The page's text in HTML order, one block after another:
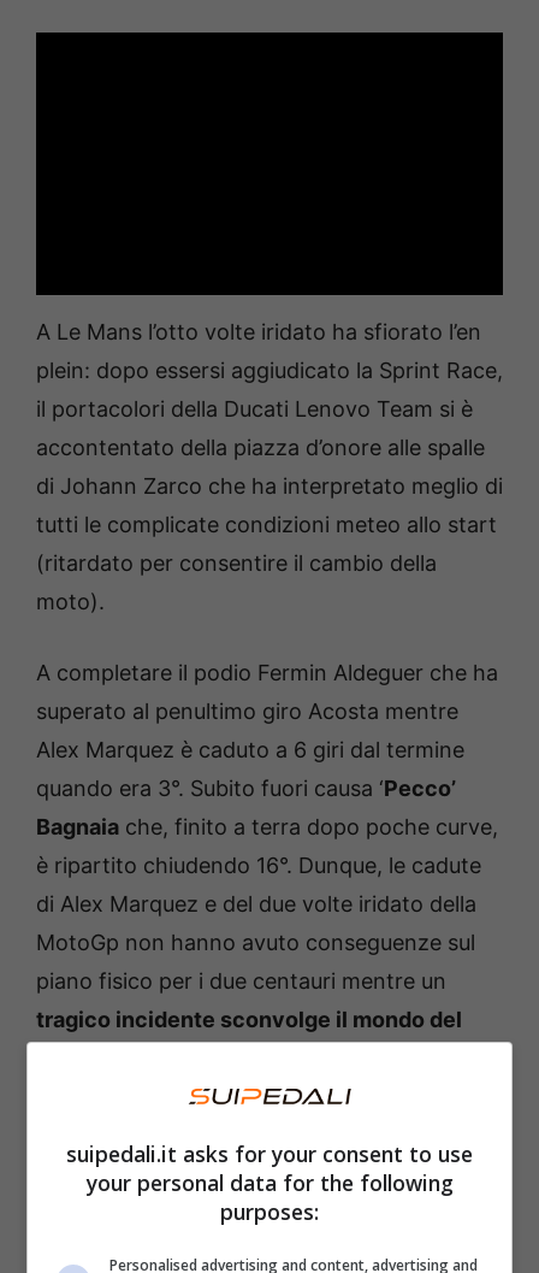
A Le Mans l’otto volte iridato ha sfiorato l’en
plein: dopo essersi aggiudicato la Sprint Race,
il portacolori della Ducati Lenovo Team si è
accontentato della piazza d’onore alle spalle
di Johann Zarco che ha interpretato meglio di
tutti le complicate condizioni meteo allo start
(ritardato per consentire il cambio della
moto).
A completare il podio Fermin Aldeguer che ha
superato al penultimo giro Acosta mentre
Alex Marquez è caduto a 6 giri dal termine
quando era 3°. Subito fuori causa ‘Pecco’
Bagnaia che, finito a terra dopo poche curve,
è ripartito chiudendo 16°. Dunque, le cadute
di Alex Marquez e del due volte iridato della
MotoGp non hanno avuto conseguenze sul
piano fisico per i due centauri mentre un
tragico incidente sconvolge il mondo del
curva: morti i piloti Jenner e
suipedali.it asks for your consent to use
your personal data for the following
purposes:
Personalised advertising and content, advertising and